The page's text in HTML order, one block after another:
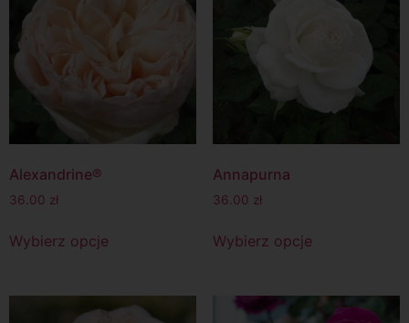
Alexandrine®
36.00 zł
Wybierz opcje
Annapurna
36.00 zł
Wybierz opcje